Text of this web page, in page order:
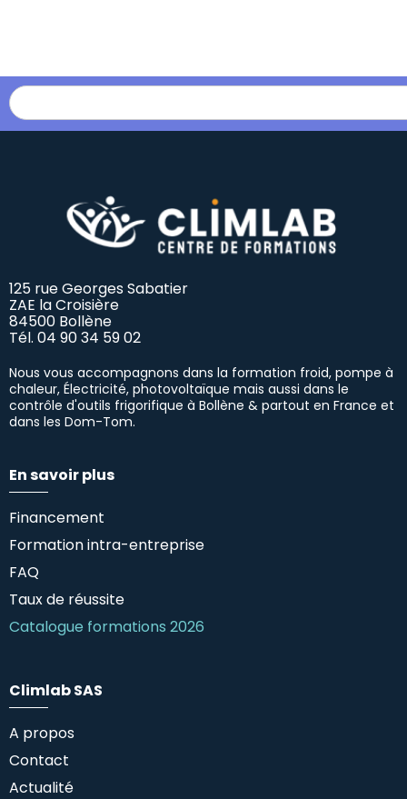
125 rue Georges Sabatier
ZAE la Croisière
84500 Bollène
Tél. 04 90 34 59 02
Nous vous accompagnons dans la formation froid, pompe à
chaleur, Électricité, photovoltaïque mais aussi dans le
contrôle d'outils frigorifique à Bollène & partout en France et
dans les Dom-Tom.
En savoir plus
Financement
Formation intra-entreprise
FAQ
Taux de réussite
Catalogue formations 2026
Climlab SAS
A propos
Contact
Actualité